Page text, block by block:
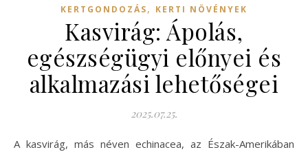
KERTGONDOZÁS, KERTI NÖVÉNYEK
Kasvirág: Ápolás,
egészségügyi előnyei és
alkalmazási lehetőségei
2025.07.25.
A kasvirág, más néven echinacea, az Észak-Amerikában